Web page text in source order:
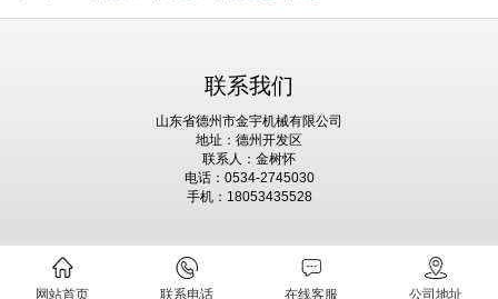
网站首页 联系电话 在线客服 公司地址
联系我们
山东省德州市金宇机械有限公司
地址：德州开发区
联系人：金树怀
电话：0534-2745030
手机：18053435528